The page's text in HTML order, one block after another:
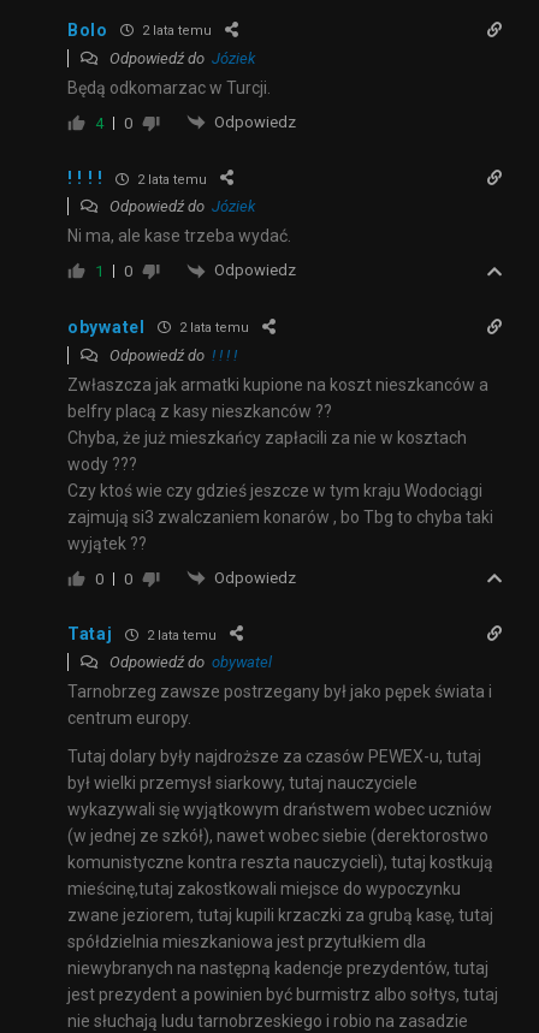
Bolo 2 lata temu
Odpowiedź do Józiek
Będą odkomarzac w Turcji.
4 0 Odpowiedz
! ! ! ! 2 lata temu
Odpowiedź do Józiek
Ni ma, ale kase trzeba wydać.
1 0 Odpowiedz
obywatel 2 lata temu
Odpowiedź do ! ! ! !
Zwłaszcza jak armatki kupione na koszt nieszkanców a
belfry placą z kasy nieszkanców ??
Chyba, że już mieszkańcy zapłacili za nie w kosztach
wody ???
Czy ktoś wie czy gdzieś jeszcze w tym kraju Wodociągi
zajmują si3 zwalczaniem konarów , bo Tbg to chyba taki
wyjątek ??
0 0 Odpowiedz
Tataj 2 lata temu
Odpowiedź do obywatel
Tarnobrzeg zawsze postrzegany był jako pępek świata i
centrum europy.
Tutaj dolary były najdroższe za czasów PEWEX-u, tutaj
był wielki przemysł siarkowy, tutaj nauczyciele
wykazywali się wyjątkowym draństwem wobec uczniów
(w jednej ze szkół), nawet wobec siebie (derektorostwo
komunistyczne kontra reszta nauczycieli), tutaj kostkują
mieścinę,tutaj zakostkowali miejsce do wypoczynku
zwane jeziorem, tutaj kupili krzaczki za grubą kasę, tutaj
spółdzielnia mieszkaniowa jest przytułkiem dla
niewybranych na następną kadencje prezydentów, tutaj
jest prezydent a powinien być burmistrz albo sołtys, tutaj
nie słuchają ludu tarnobrzeskiego i robio na zasadzie